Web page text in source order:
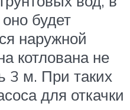
будет
наружной
котлована не
3 м. При таких
для откачки